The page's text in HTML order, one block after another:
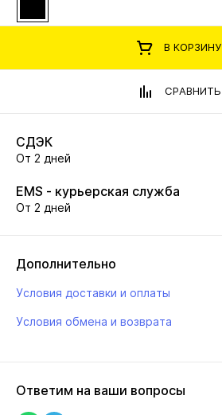
В КОРЗИНУ
СРАВНИТЬ
СДЭК
От 2 дней
EMS - курьерская служба
От 2 дней
Дополнительно
Условия доставки и оплаты
Условия обмена и возврата
Ответим на ваши вопросы